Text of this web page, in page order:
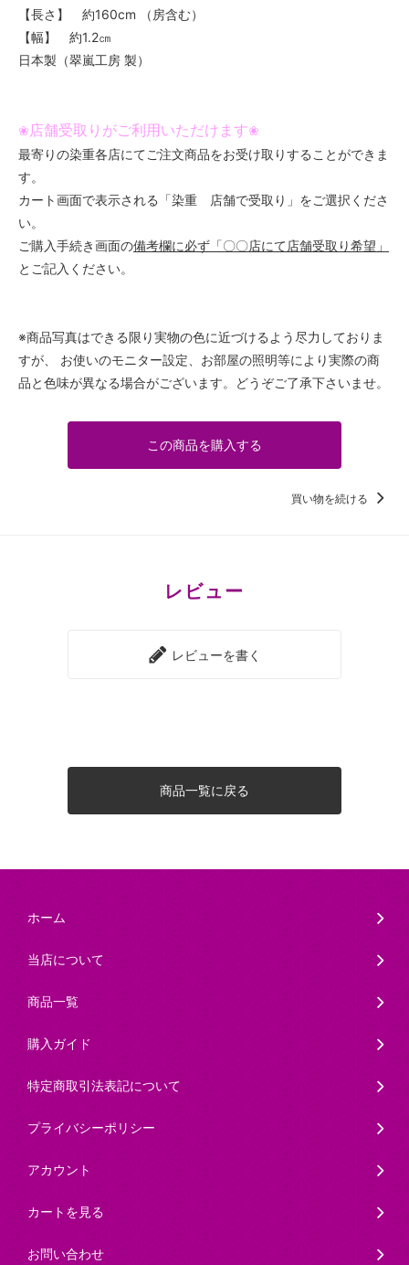
【長さ】 約160cm （房含む）
【幅】 約1.2㎝
日本製（翠嵐工房 製）
❀店舗受取りがご利用いただけます❀
最寄りの染重各店にてご注文商品をお受け取りすることができま
す。
カート画面で表示される「染重 店舗で受取り」をご選択くださ
い。
ご購入手続き画面の備考欄に必ず「〇〇店にて店舗受取り希望」
とご記入ください。
※商品写真はできる限り実物の色に近づけるよう尽力しておりま
すが、 お使いのモニター設定、お部屋の照明等により実際の商
品と色味が異なる場合がございます。どうぞご了承下さいませ。
この商品を購入する
買い物を続ける
レビュー
レビューを書く
商品一覧に戻る
ホーム
当店について
商品一覧
購入ガイド
特定商取引法表記について
プライバシーポリシー
アカウント
カートを見る
お問い合わせ